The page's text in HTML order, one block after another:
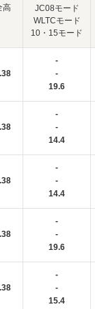
高
JC08モード
WLTCモード
10・15モード
-
-
19.6
-
-
14.4
-
-
14.4
-
-
19.6
-
-
15.4